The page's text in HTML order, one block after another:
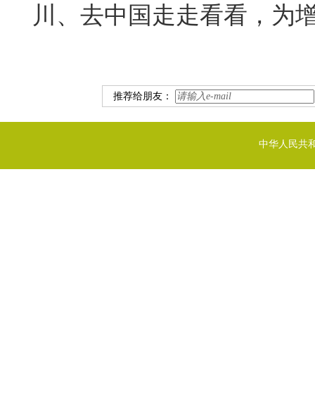
川、去中国走走看看，为
推荐给朋友：
中华人民共